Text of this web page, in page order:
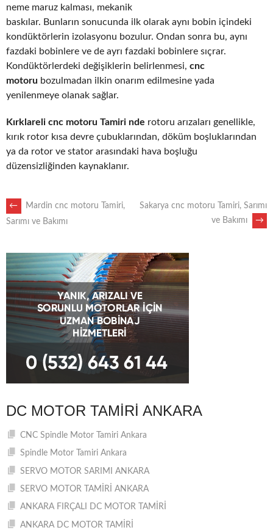
neme maruz kalması, mekanik
baskılar. Bunların sonucunda ilk olarak aynı bobin içindeki
kondüktörlerin izolasyonu bozulur. Ondan sonra bu, aynı
fazdaki bobinlere ve de ayrı fazdaki bobinlere sıçrar.
Kondüktörlerdeki değişiklerin belirlenmesi, cnc
motoru bozulmadan ilkin onarım edilmesine yada
yenilenmeye olanak sağlar.
Kırklareli cnc motoru Tamiri nde rotoru arızaları genellikle,
kırık rotor kısa devre çubuklarından, döküm boşluklarından
ya da rotor ve stator arasındaki hava boşluğu
düzensizliğinden kaynaklanır.
POST
NAVIGATION
←
Mardin cnc motoru Tamiri,
Sarımı ve Bakımı
Sakarya cnc motoru Tamiri, Sarımı
ve Bakımı
→
DC MOTOR TAMIRI ANKARA
CNC Spindle Motor Tamiri Ankara
Spindle Motor Tamiri Ankara
SERVO MOTOR SARIMI ANKARA
SERVO MOTOR TAMİRİ ANKARA
ANKARA FIRÇALI DC MOTOR TAMİRİ
ANKARA DC MOTOR TAMİRİ